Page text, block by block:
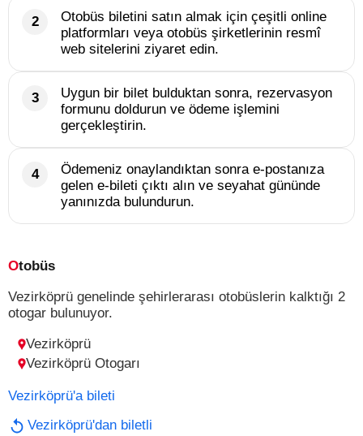
Otobüs biletini satın almak için çeşitli online
platformları veya otobüs şirketlerinin resmî
web sitelerini ziyaret edin.
Uygun bir bilet bulduktan sonra, rezervasyon
formunu doldurun ve ödeme işlemini
gerçekleştirin.
Ödemeniz onaylandıktan sonra e-postanıza
gelen e-bileti çıktı alın ve seyahat gününde
yanınızda bulundurun.
Otobüs
Vezirköprü genelinde şehirlerarası otobüslerin kalktığı 2
otogar bulunuyor.
Vezirköprü
Vezirköprü Otogarı
Vezirköprü'a bileti
Vezirköprü'dan biletli